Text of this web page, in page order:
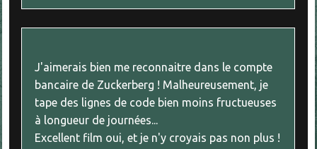
J'aimerais bien me reconnaitre dans le compte
bancaire de Zuckerberg ! Malheureusement, je
tape des lignes de code bien moins fructueuses
à longueur de journées...
Excellent film oui, et je n'y croyais pas non plus !